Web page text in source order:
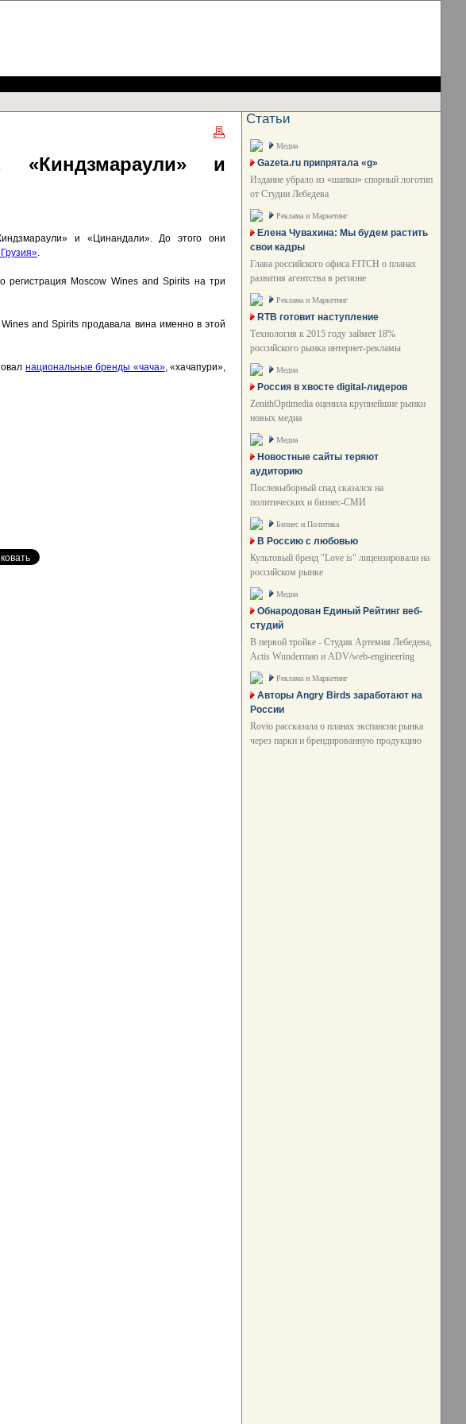
«Киндзмараули» и
и «Цинандали». До этого они
.
регистрация Moscow Wines and Spirits на три
and Spirits продавала вина именно в этой
национальные бренды «чача», «хачапури»,
Статьи
Медиа
Gazeta.ru припрятала «g»
Издание убрало из «шапки» спорный логотип
от Студии Лебедева
Реклама и Маркетинг
Елена Чувахина: Мы будем растить
свои кадры
Глава российского офиса FITCH о планах
развития агентства в регионе
Реклама и Маркетинг
RTB готовит наступление
Технология к 2015 году займет 18%
российского рынка интернет-рекламы
Медиа
Россия в хвосте digital-лидеров
ZenithOptimedia оценила крупнейшие рынки
новых медиа
Медиа
Новостные сайты теряют
аудиторию
Послевыборный спад сказался на
политических и бизнес-СМИ
Бизнес и Политика
В Россию с любовью
Культовый бренд "Love is" лицензировали на
российском рынке
Медиа
Обнародован Единый Рейтинг веб-
студий
В первой тройке - Студия Артемия Лебедева,
Actis Wunderman и ADV/web-engineering
Реклама и Маркетинг
Авторы Angry Birds заработают на
России
Rovio рассказала о планах экспансии рынка
через парки и брендированную продукцию